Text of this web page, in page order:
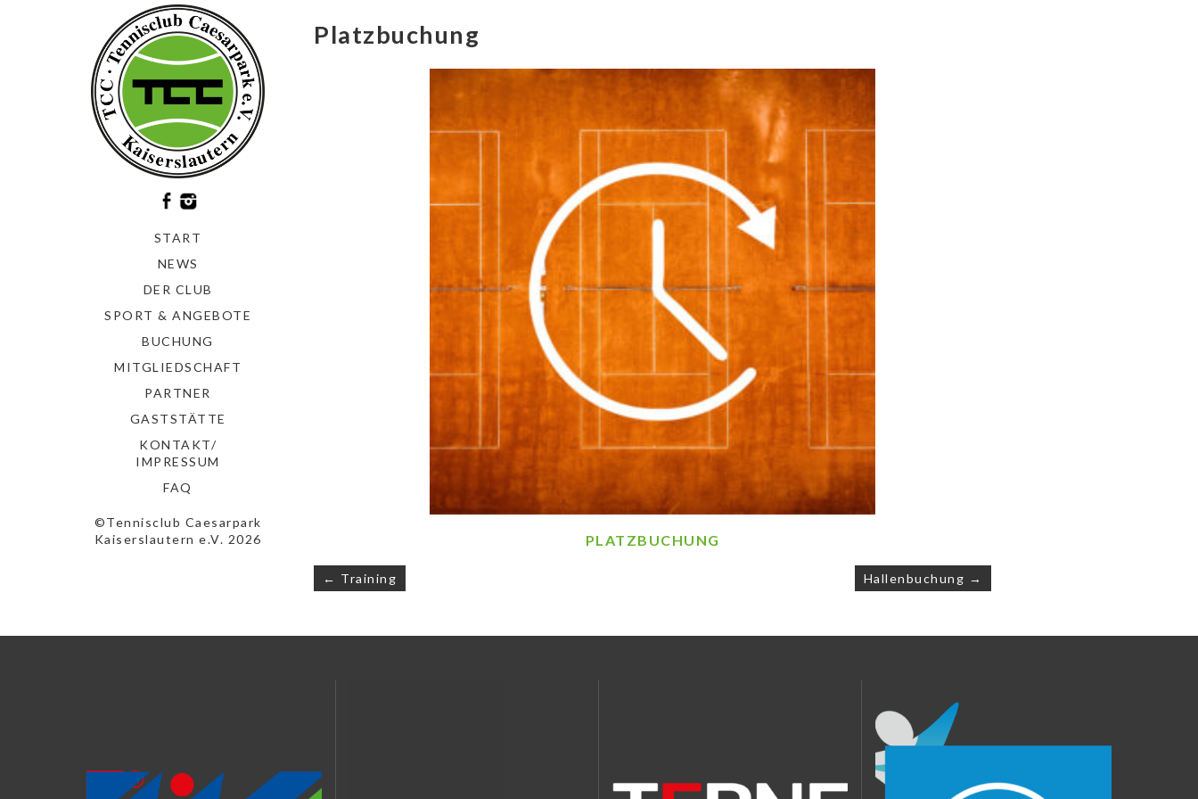
START
NEWS
DER CLUB
SPORT & ANGEBOTE
BUCHUNG
MITGLIEDSCHAFT
PARTNER
GASTSTÄTTE
KONTAKT/
IMPRESSUM
FAQ
©Tennisclub Caesarpark
Kaiserslautern e.V. 2026
Platzbuchung
PLATZBUCHUNG
Beitragsnavigation
← Training Hallenbuchung →